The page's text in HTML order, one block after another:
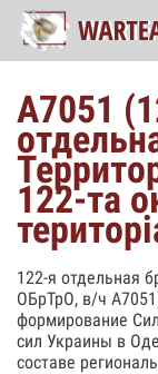
А7051
122-та
122-я отдельная
ОБрТрО, в/ч
формирование
сил Украины в
составе